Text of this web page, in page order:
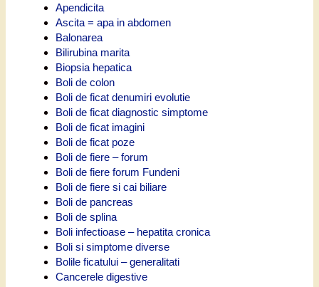
Apendicita
Ascita = apa in abdomen
Balonarea
Bilirubina marita
Biopsia hepatica
Boli de colon
Boli de ficat denumiri evolutie
Boli de ficat diagnostic simptome
Boli de ficat imagini
Boli de ficat poze
Boli de fiere – forum
Boli de fiere forum Fundeni
Boli de fiere si cai biliare
Boli de pancreas
Boli de splina
Boli infectioase – hepatita cronica
Boli si simptome diverse
Bolile ficatului – generalitati
Cancerele digestive